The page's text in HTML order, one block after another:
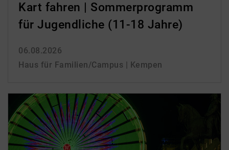
Kart fahren | Sommerprogramm
für Jugendliche (11-18 Jahre)
06.08.2026
Haus für Familien/Campus | Kempen